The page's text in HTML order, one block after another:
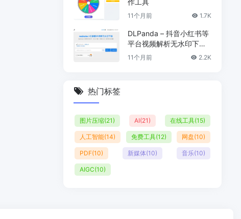
作工具
11个月前 1.7K
DLPanda – 抖音小红书等
平台视频解析无水印下载
工具
11个月前 2.2K
热门标签
图片压缩(21) AI(21) 在线工具(15)
人工智能(14) 免费工具(12) 网盘(10)
PDF(10) 新媒体(10) 音乐(10)
AIGC(10)